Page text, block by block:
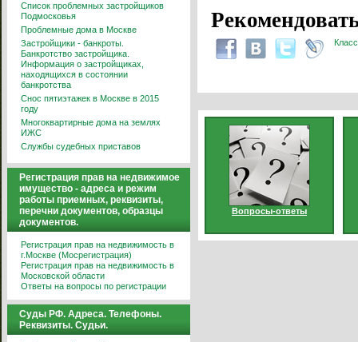
Список проблемных застройщиков
Подмосковья
Проблемные дома в Москве
Застройщики - банкроты.
Банкротство застройщика.
Информация о застройщиках,
находящихся в состоянии
банкротства
Снос пятиэтажек в Москве в 2015
году
Многоквартирные дома на землях
ИЖС
Службы судебных приставов
Регистрация прав на недвижимое
имущество - адреса и режим
работы приемных, реквизиты,
перечни документов, образцы
документов.
Регистрация прав на недвижимость в
г.Москве (Мосрегистрация)
Регистрация прав на недвижимость в
Московской области
Ответы на вопросы по регистрации
Суды РФ. Адреса. Телефоны.
Реквизиты. Судьи.
Вопросы-ответы